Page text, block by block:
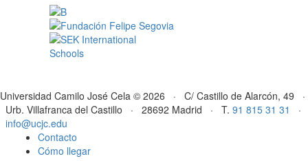
Universidad Camilo José Cela © 2026 · C/ Castillo de Alarcón, 49 ·
Urb. Villafranca del Castillo · 28692 Madrid · T. 91 815 31 31
·
info@ucjc.edu
Contacto
Cómo llegar